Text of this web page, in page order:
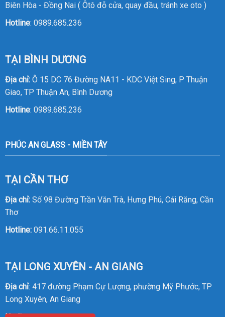
Biên Hòa - Đồng Nai ( Ôtô đỗ cửa, quay đầu, tránh xe oto )
Hotline: 0989.685.236
TẠI BÌNH DƯƠNG
Địa chỉ:Ô 15 DC 76 Đường NA11 - KDC Việt Sing, P Thuận
Giao, TP Thuận An, Bình Dương
Hotline: 0989.685.236
PHÚC AN GLASS - MIỀN TÂY
TẠI CẦN THƠ
Địa chỉ:Số 98 Đường Trần Văn Trà, Hưng Phú, Cái Răng, Cần
Thơ
Hotline: 091.66.11.055
TẠI LONG XUYÊN - AN GIANG
Địa chỉ: 417 đường Phạm Cự Lượng, phường Mỹ Phước, TP
Long Xuyên, An Giang